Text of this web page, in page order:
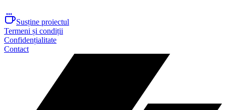
Susține proiectul
Termeni și condiții
Confidențialitate
Contact